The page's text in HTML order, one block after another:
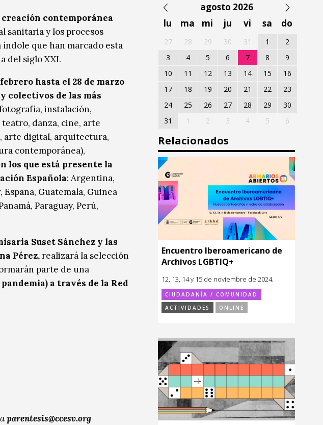
contemporánea
sanitaria y los procesos
que han marcado esta
del siglo XXI.
hasta el 28 de marzo
colectivos de las más
instalación,
danza, cine, arte
arte digital, arquitectura,
contemporánea),
los que está presente la
Española: Argentina,
España, Guatemala, Guinea
Paraguay, Perú,
Suset Sánchez y las
Pérez,realizará la selección
parte de una
a través de la Red
parentesis@ccesv.org
agosto 2026
lu
ma mi ju vi sa do
27 28 29 30 31 1
2
3
4 5 6 7 8
9
10
11 12 13 14 15
16
17
18 19 20 21 22
23
24
25 26 27 28 29
30
31
1 2 3 4 5 6
Relacionados
Encuentro Iberoamericano de
Archivos LGBTIQ+
12, 13, 14 y 15 de noviembre de 2024.
CIUDADANÍA / COMUNIDAD
ACTIVIDADES
ONLINE